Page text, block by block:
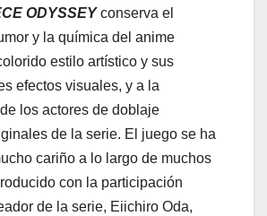
ODYSSEYconserva el
y la química del anime
estilo artístico y sus
efectos visuales, y a la
los actores de doblaje
de la serie. El juego se ha
cariño a lo largo de muchos
con la participación
de la serie, Eiichiro Oda,